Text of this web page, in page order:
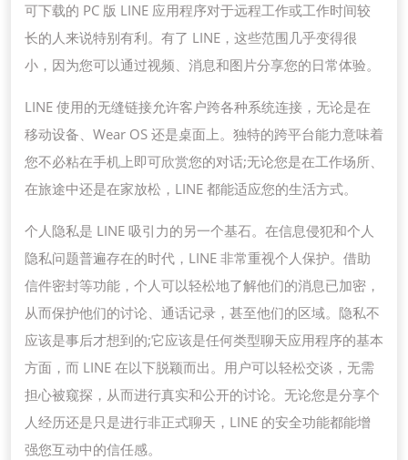
可下载的 PC 版 LINE 应用程序对于远程工作或工作时间较
长的人来说特别有利。有了 LINE，这些范围几乎变得很
小，因为您可以通过视频、消息和图片分享您的日常体验。
LINE 使用的无缝链接允许客户跨各种系统连接，无论是在
移动设备、Wear OS 还是桌面上。独特的跨平台能力意味着
您不必粘在手机上即可欣赏您的对话;无论您是在工作场所、
在旅途中还是在家放松，LINE 都能适应您的生活方式。
个人隐私是 LINE 吸引力的另一个基石。在信息侵犯和个人
隐私问题普遍存在的时代，LINE 非常重视个人保护。借助
信件密封等功能，个人可以轻松地了解他们的消息已加密，
从而保护他们的讨论、通话记录，甚至他们的区域。隐私不
应该是事后才想到的;它应该是任何类型聊天应用程序的基本
方面，而 LINE 在以下脱颖而出。用户可以轻松交谈，无需
担心被窥探，从而进行真实和公开的讨论。无论您是分享个
人经历还是只是进行非正式聊天，LINE 的安全功能都能增
强您互动中的信任感。